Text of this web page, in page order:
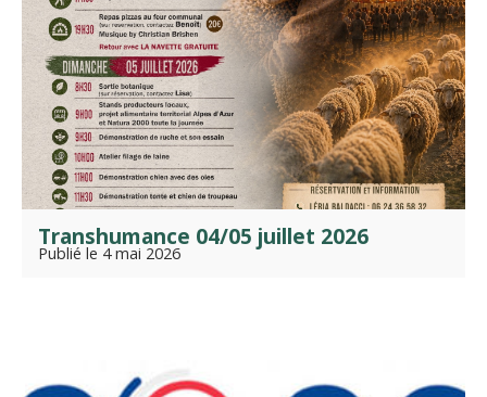
Transhumance 04/05 juillet 2026
Publié le 4 mai 2026